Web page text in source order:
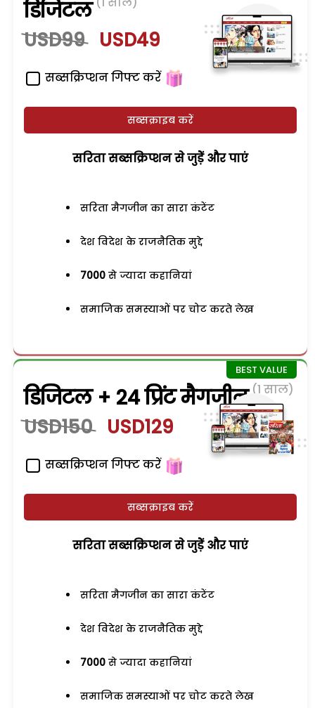
डिजिटल
USD99 USD49
सब्सक्रिप्शन गिफ्ट करें
सब्सक्राइब करें
सरिता सब्सक्रिप्शन से जुड़ेें और पाएं
सरिता मैगजीन का सारा कंटेंट
देश विदेश के राजनैतिक मुद्दे
7000 से ज्यादा कहानियां
समाजिक समस्याओं पर चोट करते लेख
डिजिटल + 24 प्रिंट मैगजीन (1 साल)
USD150 USD129
सब्सक्रिप्शन गिफ्ट करें
सब्सक्राइब करें
सरिता सब्सक्रिप्शन से जुड़ेें और पाएं
सरिता मैगजीन का सारा कंटेंट
देश विदेश के राजनैतिक मुद्दे
7000 से ज्यादा कहानियां
समाजिक समस्याओं पर चोट करते लेख